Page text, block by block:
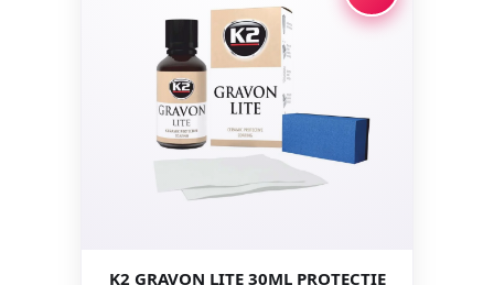
K2 GRAVON LITE 30ML PROTECTIE